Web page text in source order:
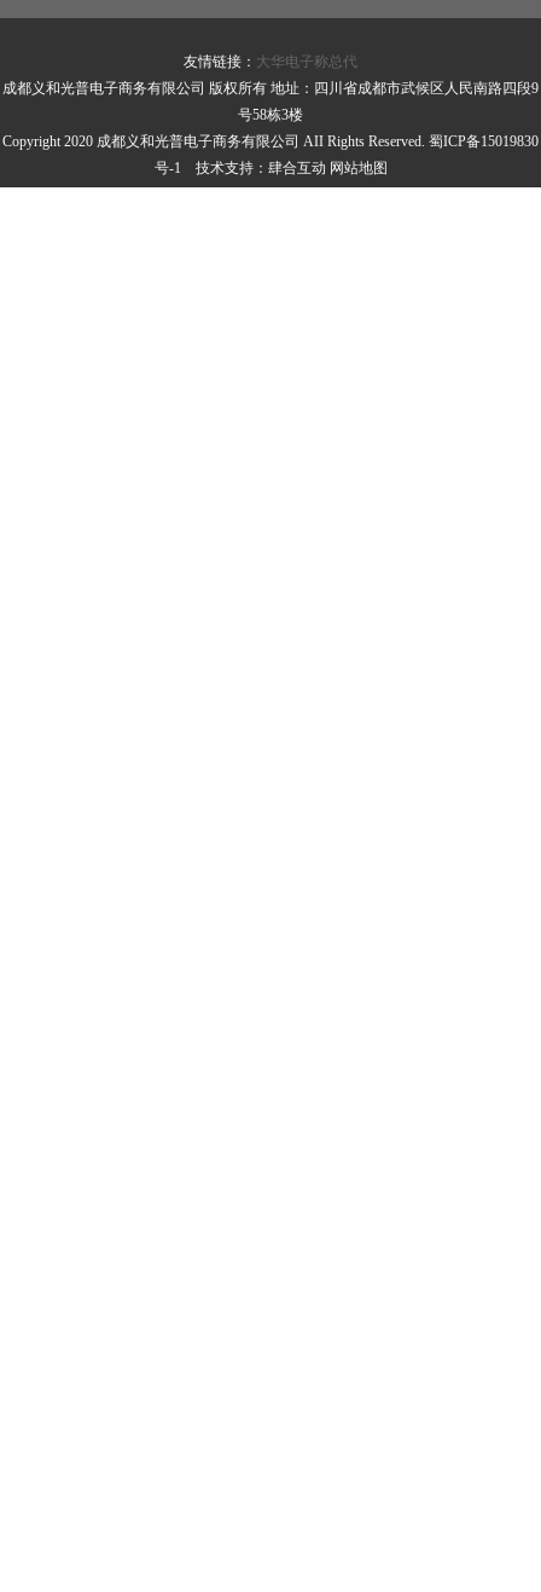
友情链接： 大华电子称总代
成都义和光普电子商务有限公司 版权所有 地址：四川省成都市武候区人民南路四段9
号58栋3楼
Copyright 2020 成都义和光普电子商务有限公司 AII Rights Reserved. 蜀ICP备15019830
号-1 技术支持： 肆合互动 网站地图